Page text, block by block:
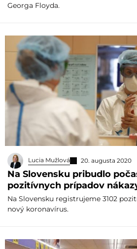
Georga Floyda.
Lucia Mužlová 20. augusta 2020
Na Slovensku pribudlo
pozitívnych prípadov
Na Slovensku registrujeme 3102
nový koronavírus.